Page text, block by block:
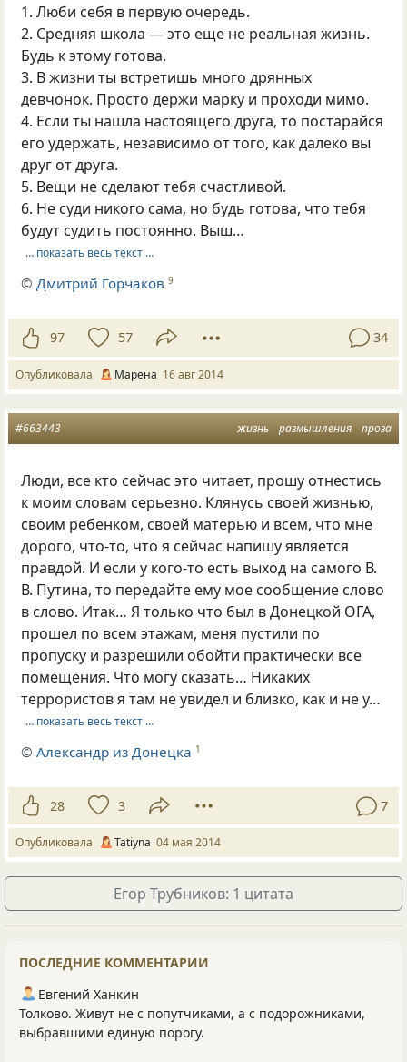
1. Люби себя в первую очередь.
2. Средняя школа — это еще не реальная жизнь.
Будь к этому готова.
3. В жизни ты встретишь много дрянных
девчонок. Просто держи марку и проходи мимо.
4. Если ты нашла настоящего друга, то постарайся
его удержать, независимо от того, как далеко вы
друг от друга.
5. Вещи не сделают тебя счастливой.
6. Не суди никого сама, но будь готова, что тебя
будут судить постоянно. Выш…
… показать весь текст …
© Дмитрий Горчаков 9
97 57 34
Опубликовала Марена 16 авг 2014
жизнь размышления проза
#663443
Люди, все кто сейчас это читает, прошу отнестись
к моим словам серьезно. Клянусь своей жизнью,
своим ребенком, своей матерью и всем, что мне
дорого, что-то, что я сейчас напишу является
правдой. И если у кого-то есть выход на самого В.
В. Путина, то передайте ему мое сообщение слово
в слово. Итак… Я только что был в Донецкой ОГА,
прошел по всем этажам, меня пустили по
пропуску и разрешили обойти практически все
помещения. Что могу сказать… Никаких
террористов я там не увидел и близко, как и не у…
… показать весь текст …
©Александр из Донецка 1
28 3 7
Опубликовала Tatiyna 04 мая 2014
Егор Трубников: 1 цитата
ПОСЛЕДНИЕ КОММЕНТАРИИ
Евгений Ханкин
Толково. Живут не с попутчиками, а с подорожниками,
выбравшими единую порогу.